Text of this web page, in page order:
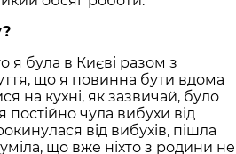
я була в Києві разом з
що я повинна бути вдома
на кухні, як зазвичай, було
постійно чула вибухи від
від вибухів, пішла
що вже ніхто з родини не